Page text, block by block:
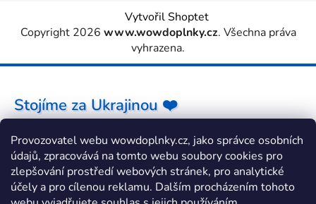
Provozovatel webu wowdoplnky.cz, jako správce osobních
údajů, zpracovává na tomto webu soubory cookies pro
zlepšování prostředí webových stránek, pro analytické
účely a pro cílenou reklamu. Dalším procházením tohoto
Vytvořil Shoptet
Copyright 2026 www.wowdoplnky.cz. Všechna práva
vyhrazena.
Stojíme za Ukrajinou ❤️
Jak a čím pomoci »